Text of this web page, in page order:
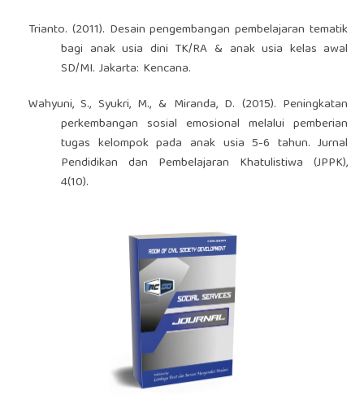
Trianto. (2011). Desain pengembangan pembelajaran tematik
bagi anak usia dini TK/RA & anak usia kelas awal
SD/MI. Jakarta: Kencana.
Wahyuni, S., Syukri, M., & Miranda, D. (2015). Peningkatan
perkembangan sosial emosional melalui pemberian
tugas kelompok pada anak usia 5-6 tahun. Jurnal
Pendidikan dan Pembelajaran Khatulistiwa (JPPK),
4(10).